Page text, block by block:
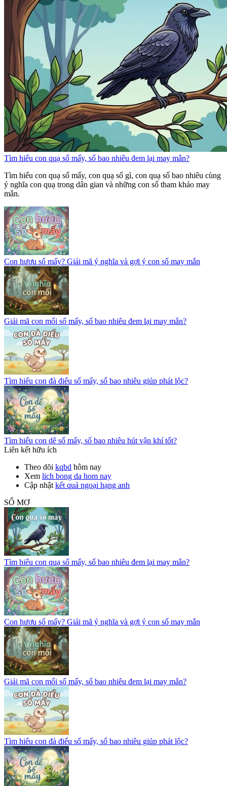
Tìm hiểu con quạ số mấy, số bao nhiêu đem lại may mắn?
Tìm hiểu con quạ số mấy, con quạ số gì, con quạ số bao nhiêu cùng
ý nghĩa con quạ trong dân gian và những con số tham khảo may
mắn.
Con hươu số mấy? Giải mã ý nghĩa và gợi ý con số may mắn
Giải mã con mối số mấy, số bao nhiêu đem lại may mắn?
Tìm hiểu con đà điểu số mấy, số bao nhiêu giúp phát lộc?
Tìm hiểu con dê số mấy, số bao nhiêu hút vận khí tốt?
Liên kết hữu ích
Theo dõi kqbd hôm nay
Xem lich bong da hom nay
Cập nhật kết quả ngoại hạng anh
SỔ MƠ
Tìm hiểu con quạ số mấy, số bao nhiêu đem lại may mắn?
Con hươu số mấy? Giải mã ý nghĩa và gợi ý con số may mắn
Giải mã con mối số mấy, số bao nhiêu đem lại may mắn?
Tìm hiểu con đà điểu số mấy, số bao nhiêu giúp phát lộc?